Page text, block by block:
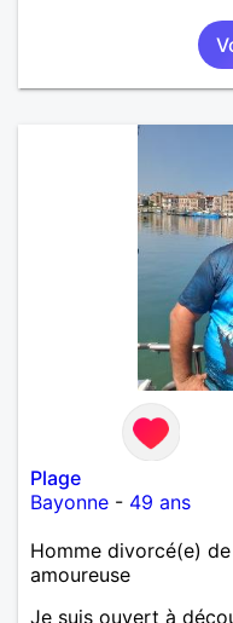
Plage
Bayonne - 49 ans
Homme divorcé(e)
amoureuse
Je suis ouvert à